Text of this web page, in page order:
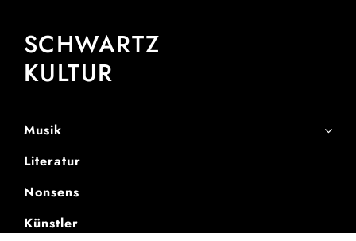
SCHWARTZ
KULTUR
Musik
Literatur
Nonsens
Künstler